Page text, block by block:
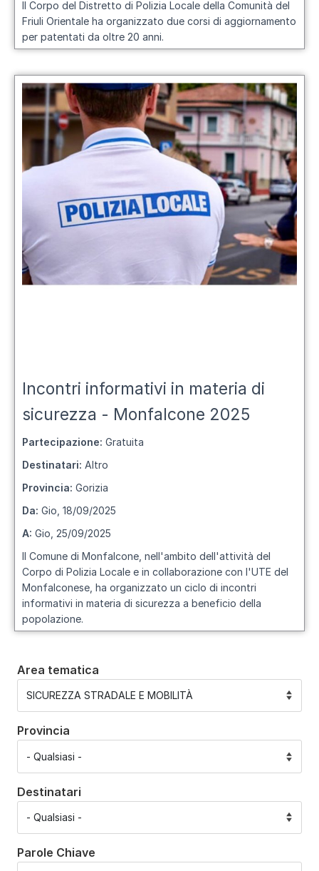
Il Corpo del Distretto di Polizia Locale della Comunità del
Friuli Orientale ha organizzato due corsi di aggiornamento
per patentati da oltre 20 anni.
Incontri informativi in materia di
sicurezza - Monfalcone 2025
Partecipazione: Gratuita
Destinatari: Altro
Provincia: Gorizia
Da: Gio, 18/09/2025
A: Gio, 25/09/2025
Il Comune di Monfalcone, nell'ambito dell'attività del
Corpo di Polizia Locale e in collaborazione con l'UTE del
Monfalconese, ha organizzato un ciclo di incontri
informativi in materia di sicurezza a beneficio della
popolazione.
Area tematica
Provincia
Destinatari
Parole Chiave